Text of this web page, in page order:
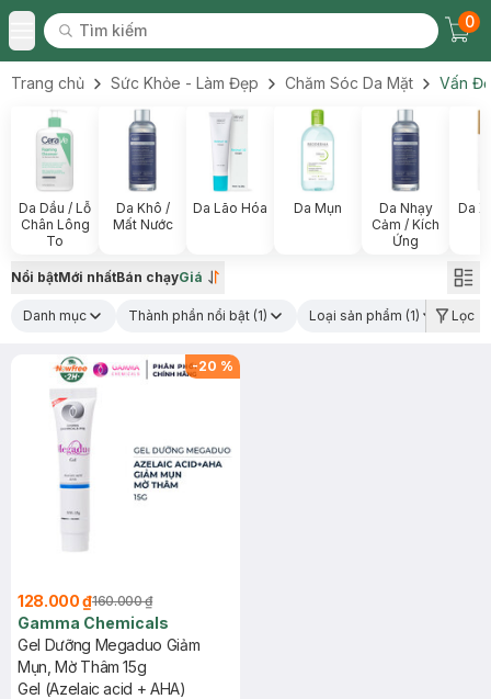
Toggle Menu
Tìm kiếm
Tìm kiếm
0
Trang chủ Sức Khỏe - Làm Đẹp Chăm Sóc Da Mặt Vấn
Da Dầu / Lỗ
Chân Lông
To
Da Khô /
Mất Nước
Da Lão Hóa Da Mụn
Da Nhạy
Cảm / Kích
Ứng
Da
Nổi bậtMới nhấtBán chạyGiá
Danh mục Thành phần nổi bật (1) Loại sản phẩm (1) Lọc
-20 %
128.000 ₫160.000 ₫
Gamma Chemicals
Gel Dưỡng Megaduo Giảm
Mụn, Mờ Thâm 15g
Gel (Azelaic acid + AHA)